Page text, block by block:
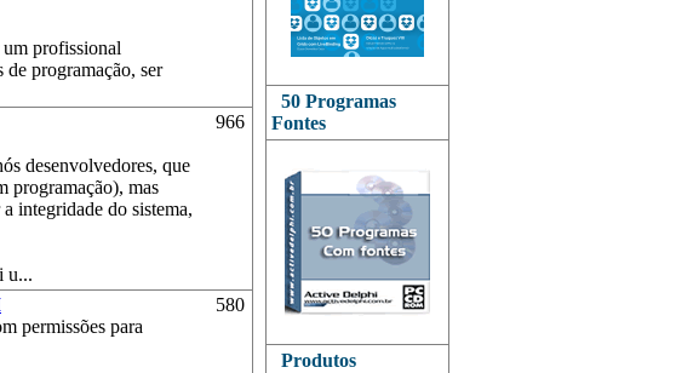
profissional
programação, ser
desenvolvedores, que
programação), mas
integridade do sistema,
u...
966
permissões para
580
50 Programas
Fontes
Produtos